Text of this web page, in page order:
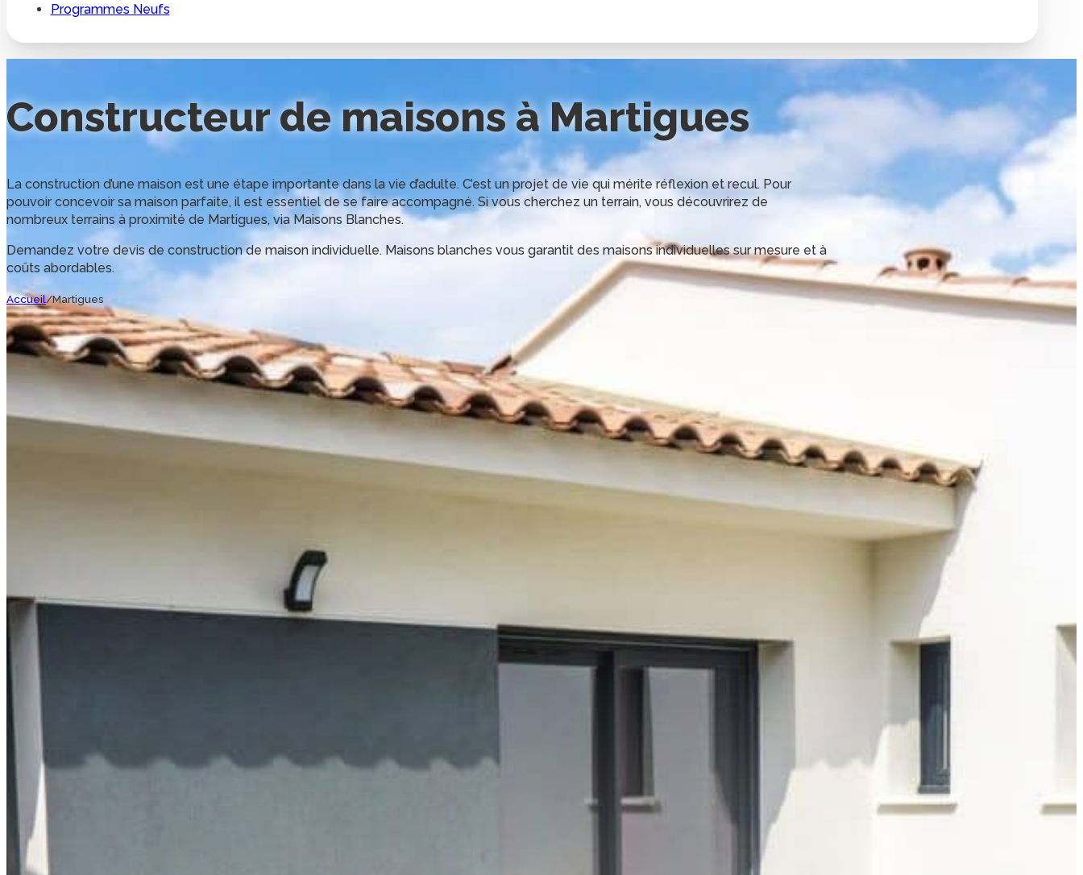
Programmes Neufs
Constructeur de maisons àMartigues
La construction d’une maison est une étape importante dans la vie d’adulte. C’est un projet de vie qui mérite réflexion et recul. Pour
pouvoir concevoir sa maison parfaite, il est essentiel de se faire accompagné. Si vous cherchez un terrain, vous découvrirez de
nombreux terrains à proximité de Martigues, via Maisons Blanches.
Demandez votre devis de construction de maison individuelle. Maisons blanches vous garantit des maisons individuelles sur mesure et à
coûts abordables.
Accueil/Martigues